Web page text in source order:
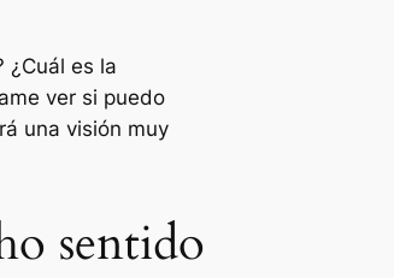
¿Cuál es la
ver si puedo
una visión muy
sentido